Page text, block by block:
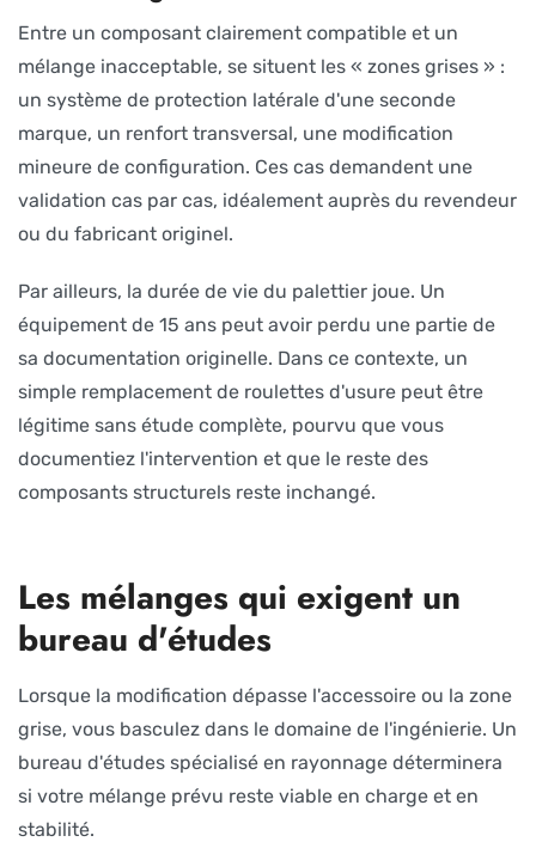
Entre un composant clairement compatible et un
mélange inacceptable, se situent les « zones grises » :
un système de protection latérale d'une seconde
marque, un renfort transversal, une modification
mineure de configuration. Ces cas demandent une
validation cas par cas, idéalement auprès du revendeur
ou du fabricant originel.
Par ailleurs, la durée de vie du palettier joue. Un
équipement de 15 ans peut avoir perdu une partie de
sa documentation originelle. Dans ce contexte, un
simple remplacement de roulettes d'usure peut être
légitime sans étude complète, pourvu que vous
documentiez l'intervention et que le reste des
composants structurels reste inchangé.
Les mélanges qui exigent un
bureau d'études
Lorsque la modification dépasse l'accessoire ou la zone
grise, vous basculez dans le domaine de l'ingénierie. Un
bureau d'études spécialisé en rayonnage déterminera
si votre mélange prévu reste viable en charge et en
stabilité.